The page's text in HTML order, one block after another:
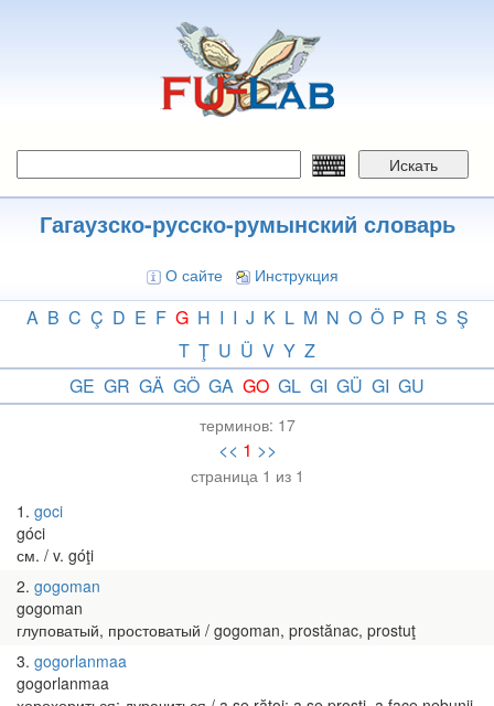
Искать
Гагаузско-русско-румынский словарь
О сайте Инструкция
A B C Ç D E F G H I I J K L M N O Ö P R S Ş
T Ţ U Ü V Y Z
GE GR GÄ GÖ GA GO GL GI GÜ GI GU
терминов: 17
<< 1 >>
страница 1 из 1
1 goci
góci
см. / v. góţi
2 gogoman
gogoman
глуповатый, простоватый / gogoman, prostănac, prostuţ
3 gogorlanmaa
gogorlanmaa